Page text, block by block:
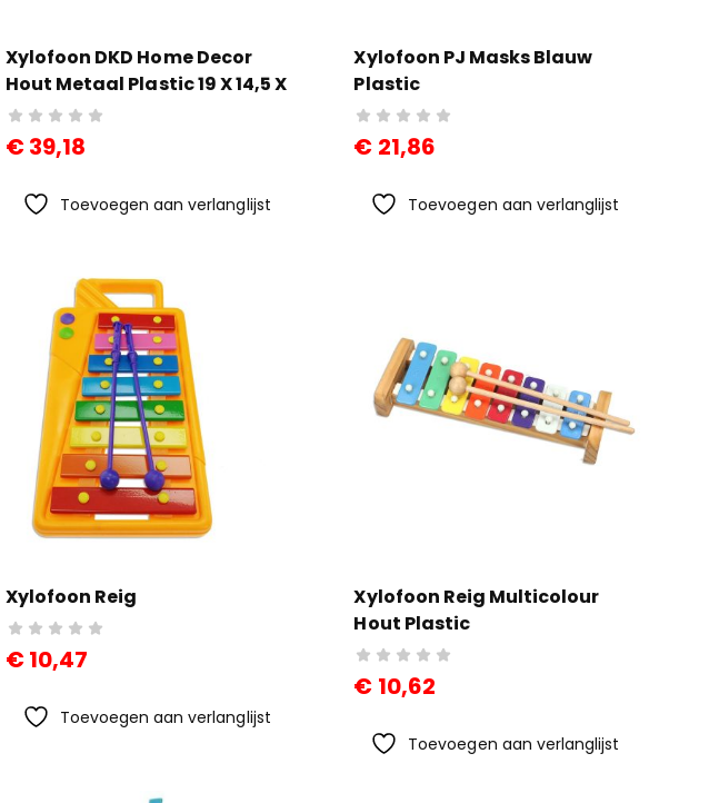
Xylofoon DKD Home Decor
Hout Metaal Plastic 19 X 14,5 X
3 Cm (3 Onderdelen)
€39,18
Toevoegen aan verlanglijst
Xylofoon PJ Masks Blauw
Plastic
€ 21,86
Toevoegen aan verlanglijst
Xylofoon Reig
€10,47
Toevoegen aan verlanglijst
Xylofoon Reig Multicolour
Hout Plastic
€ 10,62
Toevoegen aan verlanglijst